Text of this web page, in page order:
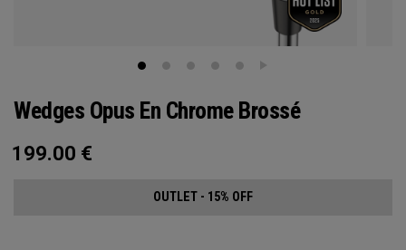
Wedges Opus En Chrome Brossé
199.00 €
OUTLET - 15% OFF